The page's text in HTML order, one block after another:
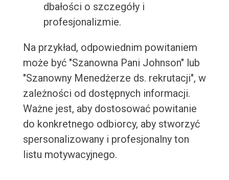
dbałości o szczegóły i
profesjonalizmie.
Na przykład, odpowiednim powitaniem
może być "Szanowna Pani Johnson" lub
"Szanowny Menedżerze ds. rekrutacji", w
zależności od dostępnych informacji.
Ważne jest, aby dostosować powitanie
do konkretnego odbiorcy, aby stworzyć
spersonalizowany i profesjonalny ton
listu motywacyjnego.